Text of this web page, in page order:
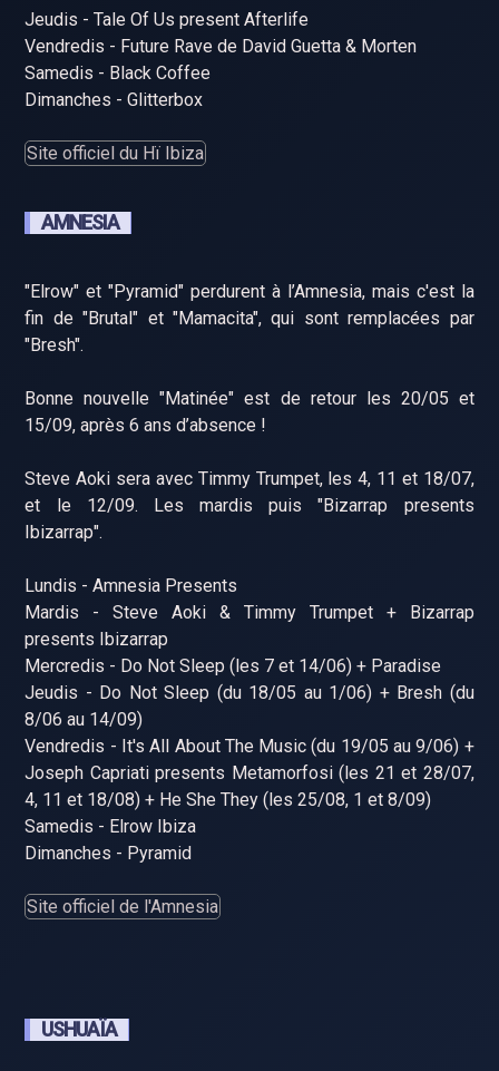
Jeudis - Tale Of Us present Afterlife
Vendredis - Future Rave de David Guetta & Morten
Samedis - Black Coffee
Dimanches - Glitterbox
Site officiel du Hï Ibiza
AMNESIA
"Elrow" et "Pyramid" perdurent à l’Amnesia, mais c'est la
fin de "Brutal" et "Mamacita", qui sont remplacées par
"Bresh".
Bonne nouvelle "Matinée" est de retour les 20/05 et
15/09, après 6 ans d’absence !
Steve Aoki sera avec Timmy Trumpet, les 4, 11 et 18/07,
et le 12/09. Les mardis puis "Bizarrap presents
Ibizarrap".
Lundis - Amnesia Presents
Mardis - Steve Aoki & Timmy Trumpet + Bizarrap
presents Ibizarrap
Mercredis - Do Not Sleep (les 7 et 14/06) + Paradise
Jeudis - Do Not Sleep (du 18/05 au 1/06) + Bresh (du
8/06 au 14/09)
Vendredis - It's All About The Music (du 19/05 au 9/06) +
Joseph Capriati presents Metamorfosi (les 21 et 28/07,
4, 11 et 18/08) + He She They (les 25/08, 1 et 8/09)
Samedis - Elrow Ibiza
Dimanches - Pyramid
Site officiel de l'Amnesia
USHUAÏA